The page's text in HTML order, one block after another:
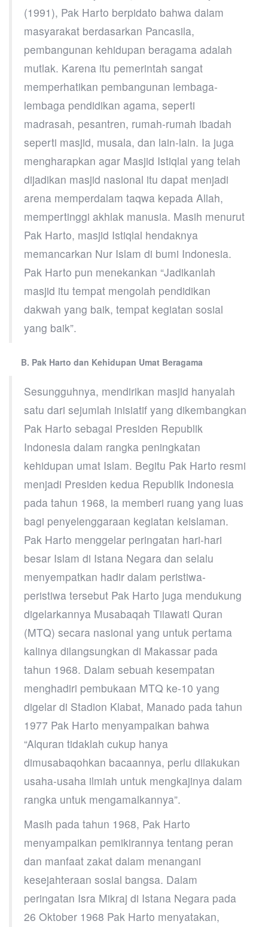
(1991), Pak Harto berpidato bahwa dalam
masyarakat berdasarkan Pancasila,
pembangunan kehidupan beragama adalah
mutlak. Karena itu pemerintah sangat
memperhatikan pembangunan lembaga-
lembaga pendidikan agama, seperti
madrasah, pesantren, rumah-rumah ibadah
seperti masjid, musala, dan lain-lain. Ia juga
mengharapkan agar Masjid Istiqlal yang telah
dijadikan masjid nasional itu dapat menjadi
arena memperdalam taqwa kepada Allah,
mempertinggi akhlak manusia. Masih menurut
Pak Harto, masjid Istiqlal hendaknya
memancarkan Nur Islam di bumi Indonesia.
Pak Harto pun menekankan “Jadikanlah
masjid itu tempat mengolah pendidikan
dakwah yang baik, tempat kegiatan sosial
yang baik”.
B. Pak Harto dan Kehidupan Umat Beragama
Sesungguhnya, mendirikan masjid hanyalah
satu dari sejumlah inisiatif yang dikembangkan
Pak Harto sebagai Presiden Republik
Indonesia dalam rangka peningkatan
kehidupan umat Islam. Begitu Pak Harto resmi
menjadi Presiden kedua Republik Indonesia
pada tahun 1968, ia memberi ruang yang luas
bagi penyelenggaraan kegiatan keislaman.
Pak Harto menggelar peringatan hari-hari
besar Islam di Istana Negara dan selalu
menyempatkan hadir dalam peristiwa-
peristiwa tersebut Pak Harto juga mendukung
digelarkannya Musabaqah Tilawati Quran
(MTQ) secara nasional yang untuk pertama
kalinya dilangsungkan di Makassar pada
tahun 1968. Dalam sebuah kesempatan
menghadiri pembukaan MTQ ke-10 yang
digelar di Stadion Klabat, Manado pada tahun
1977 Pak Harto menyampaikan bahwa
“Alquran tidaklah cukup hanya
dimusabaqohkan bacaannya, perlu dilakukan
usaha-usaha ilmiah untuk mengkajinya dalam
rangka untuk mengamalkannya”.
Masih pada tahun 1968, Pak Harto
menyampaikan pemikirannya tentang peran
dan manfaat zakat dalam menangani
kesejahteraan sosial bangsa. Dalam
peringatan Isra Mikraj di Istana Negara pada
26 Oktober 1968 Pak Harto menyatakan,